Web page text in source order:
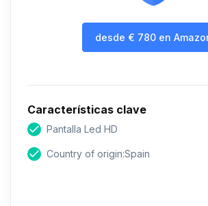
desde € 780en
Características clave
Pantalla Led HD
Country of origin:Spain